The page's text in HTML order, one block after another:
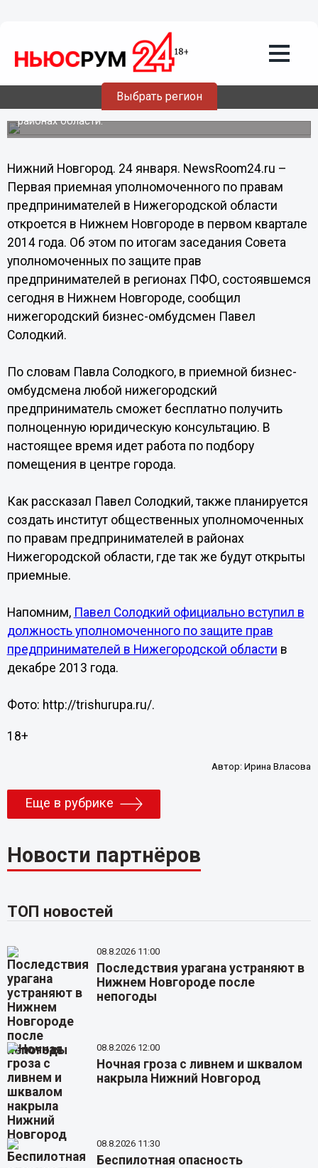
Выбрать регион
Первая приемная уполномоченного по
правам предпринимателей откроется в
Нижнем Новгороде
Со временем сеть аналогичных приемных откроется в
районах области.
Нижний Новгород. 24 января. NewsRoom24.ru –
Первая приемная уполномоченного по правам
предпринимателей в Нижегородской области
откроется в Нижнем Новгороде в первом квартале
2014 года. Об этом по итогам заседания Совета
уполномоченных по защите прав
предпринимателей в регионах ПФО, состоявшемся
сегодня в Нижнем Новгороде, сообщил
нижегородский бизнес-омбудсмен Павел
Солодкий.
По словам Павла Солодкого, в приемной бизнес-
омбудсмена любой нижегородский
предприниматель сможет бесплатно получить
полноценную юридическую консультацию. В
настоящее время идет работа по подбору
помещения в центре города.
Как рассказал Павел Солодкий, также планируется
создать институт общественных уполномоченных
по правам предпринимателей в районах
Нижегородской области, где так же будут открыты
приемные.
Напомним, Павел Солодкий официально вступил в
должность уполномоченного по защите прав
предпринимателей в Нижегородской области в
декабре 2013 года.
Фото: http://trishurupa.ru/.
18+
Автор:Ирина Власова
Еще в рубрике
Новости партнёров
ТОП новостей
08.8.2026 11:00
Последствия урагана устраняют в
Нижнем Новгороде после
непогоды
08.8.2026 12:00
Ночная гроза с ливнем и шквалом
накрыла Нижний Новгород
08.8.2026 11:30
Беспилотная опасность